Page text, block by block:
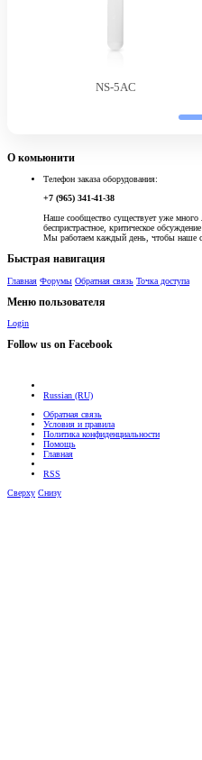
NS-5AC
О комьюнити
Телефон заказа оборудования:
+7 (965) 341-41-38
Наше сообщество существует уже много
беспристрастное, критическое
Мы работаем каждый день, чтобы наше
Быстрая навигация
Главная Форумы Обратная связь Точка доступа
Меню пользователя
Login
Follow us on Facebook
Russian (RU)
Обратная связь
Условия и правила
Политика конфиденциальности
Помощь
Главная
RSS
Сверху Снизу